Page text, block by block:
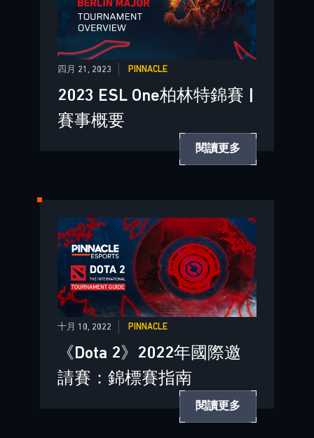
四月 21, 2023 PINNACLE
2023 ESL One柏林特錦賽 |
賽事概要
閱讀更多
十月 10, 2022 PINNACLE
《Dota 2》2022年國際邀
請賽：錦標賽指南
閱讀更多